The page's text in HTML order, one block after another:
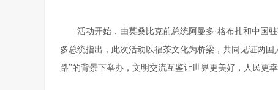
活动开始，由莫桑比克前总统阿曼多·格布扎和中国
多总统指出，此次活动以福茶文化为桥梁，共同见证两
路”的背景下举办，文明交流互鉴让世界更美好，人民更